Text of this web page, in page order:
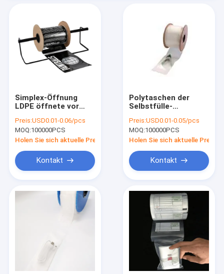
Simplex-Öffnung
LDPE öffnete vor
Rollenauto-
Verpacken
Preis:USD0.01-0.06/pcs
MOQ:100000PCS
Holen Sie sich aktuelle Preis
Kontakt
Polytaschen der
Selbstfülle-
Farbecmyk auf einer
Rolleneinfachen
Verpackung
Preis:USD0.01-0.05/pcs
MOQ:100000PCS
Holen Sie sich aktuelle Preis
Kontakt